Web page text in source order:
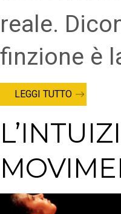
reale.
finzione è
LEGGI TUTTO